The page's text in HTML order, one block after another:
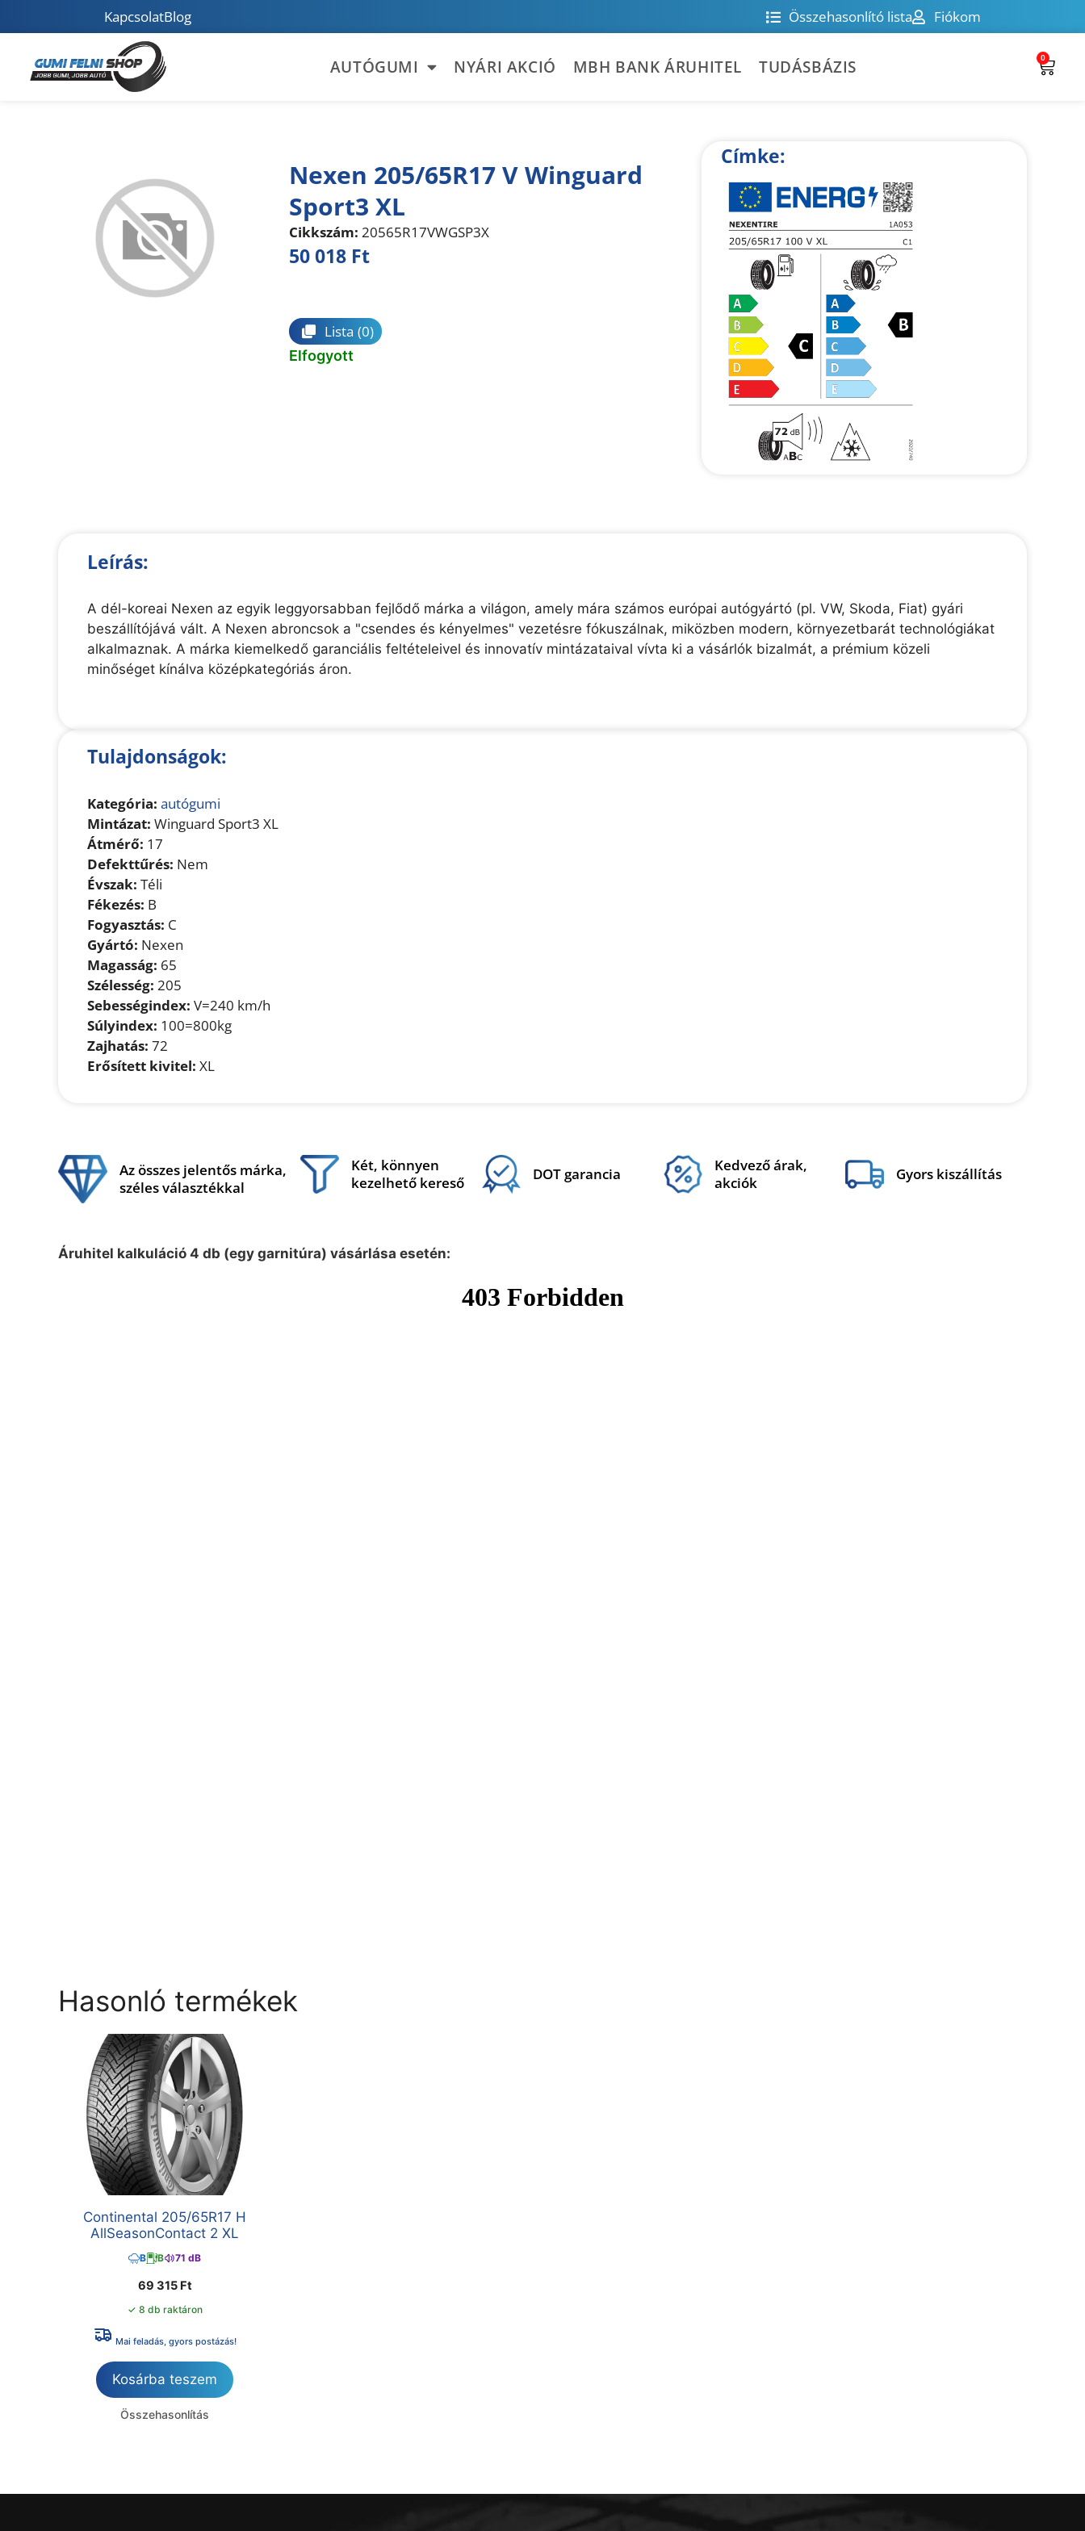
KapcsolatBlog Összehasonlító lista Fiókom
AUTÓGUMI NYÁRI AKCIÓ MBH BANK ÁRUHITEL TUDÁSBÁZIS 0
Nexen 205/65R17 V Winguard
Sport3 XL
Cikkszám: 20565R17VWGSP3X
50 018 Ft
Lista (0)
Elfogyott
Címke:
Leírás:
A dél-koreai Nexen az egyik leggyorsabban fejlődő márka a világon, amely mára számos európai autógyártó (pl. VW, Skoda, Fiat) gyári
beszállítójává vált. A Nexen abroncsok a "csendes és kényelmes" vezetésre fókuszálnak, miközben modern, környezetbarát technológiákat
alkalmaznak. A márka kiemelkedő garanciális feltételeivel és innovatív mintázataival vívta ki a vásárlók bizalmát, a prémium közeli
minőséget kínálva középkategóriás áron.
Tulajdonságok:
Kategória: autógumi
Mintázat: Winguard Sport3 XL
Átmérő: 17
Defekttűrés: Nem
Évszak: Téli
Fékezés: B
Fogyasztás: C
Gyártó: Nexen
Magasság: 65
Szélesség: 205
Sebességindex: V=240 km/h
Súlyindex: 100=800kg
Zajhatás: 72
Erősített kivitel: XL
Az összes jelentős márka,
széles választékkal
Két, könnyen
kezelhető kereső
DOT garancia
Kedvező árak,
akciók
Gyors kiszállítás
Áruhitel kalkuláció 4 db (egy garnitúra) vásárlása esetén:
Hasonló termékek
Continental 205/65R17 H
AllSeasonContact 2 XL
B B 71 dB
69 315 Ft
✓ 8 db raktáron
Mai feladás, gyors postázás!
Kosárba teszem
Összehasonlítás